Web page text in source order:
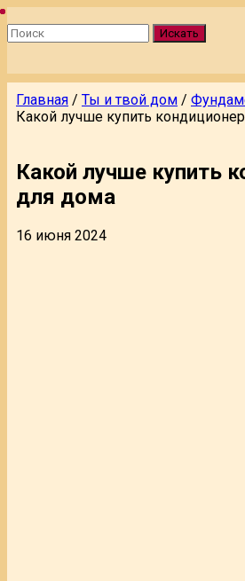
Искать
Главная / Ты и твой дом /
Какой лучше купить
Какой лучше купить
для дома
16 июня 2024